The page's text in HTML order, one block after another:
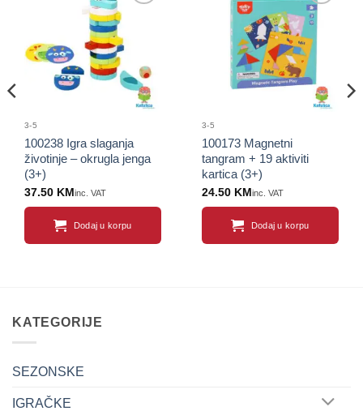
Sačuvaj
proizvod
3-5
100238 Igra slaganja
životinje – okrugla jenga
(3+)
37.50 KMinc. VAT
Dodaj u korpu
Sačuvaj
proizvod
3-5
100173 Magnetni
tangram + 19 aktiviti
kartica (3+)
24.50 KMinc. VAT
Dodaj u korpu
KATEGORIJE
SEZONSKE
IGRAČKE